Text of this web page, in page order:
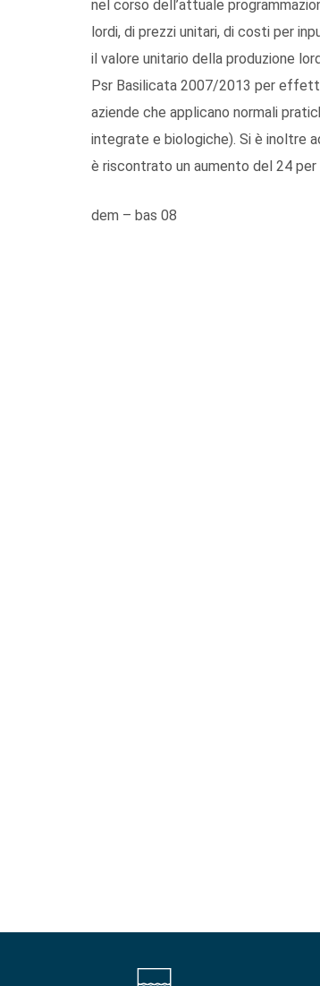
nel corso dell’attuale
lordi, di prezzi unitari, di costi per
il valore unitario della produzione
Psr Basilicata 2007/2013 per
aziende che applicano normali
integrate e biologiche). Si è inoltre
è riscontrato un aumento del 24
dem – bas 08